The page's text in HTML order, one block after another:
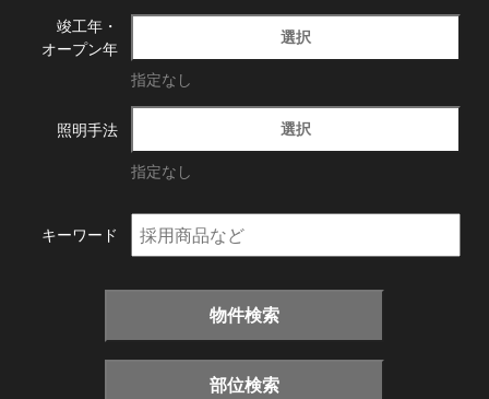
竣工年・
オープン年
選択
指定なし
照明手法 選択
指定なし
キーワード
物件検索
部位検索